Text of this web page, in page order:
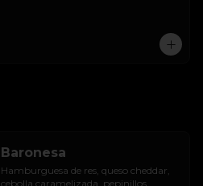
Baronesa
Hamburguesa de res, queso cheddar,
cebolla caramelizada, pepinillos,